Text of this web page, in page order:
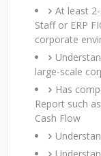
At least
Staff or ERP
corporate
large-scale
Has
Report such
Cash Flow